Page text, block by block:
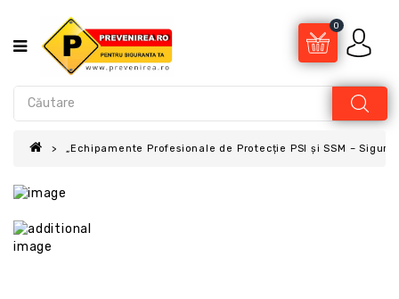
0
„Echipamente Profesionale de Protecție PSI și SSM –